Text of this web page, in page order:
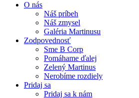
O nás
Náš príbeh
Náš zmysel
Galéria Martinusu
Zodpovednosť
Sme B Corp
Pomáhame ďalej
Zelený Martinus
Nerobíme rozdiely
Pridaj sa
Pridaj sa k nám